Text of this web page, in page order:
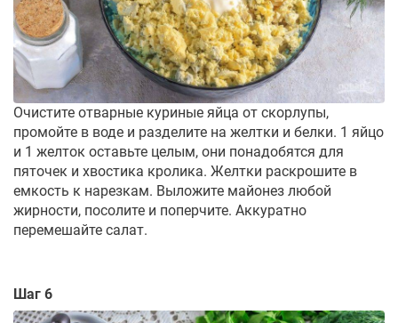
Очистите отварные куриные яйца от скорлупы,
промойте в воде и разделите на желтки и белки. 1 яйцо
и 1 желток оставьте целым, они понадобятся для
пяточек и хвостика кролика. Желтки раскрошите в
емкость к нарезкам. Выложите майонез любой
жирности, посолите и поперчите. Аккуратно
перемешайте салат.
Шаг 6